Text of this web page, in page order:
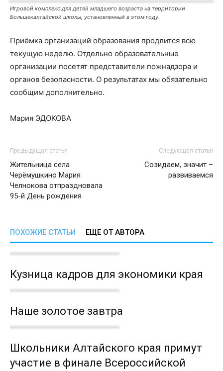
Игровой комплекс для детей младшего возраста на территории
Большекалтайской школы, установленный в этом году.
Приёмка организаций образования продлится всю
текущую неделю. Отдельно образовательные
организации посетят представители пожнадзора и
органов безопасности. О результатах мы обязательно
сообщим дополнительно.
Мария ЭДОКОВА
Предыдущая статья
Жительница села
Черёмушкино Мария
Челнокова отпраздновала
95-й День рождения
Следующая статья
Созидаем, значит –
развиваемся
ПОХОЖИЕ СТАТЬИ ЕЩЕ ОТ АВТОРА
Кузница кадров для экономики края
Наше золотое завтра
Школьники Алтайского края примут
участие в финале Всероссийской